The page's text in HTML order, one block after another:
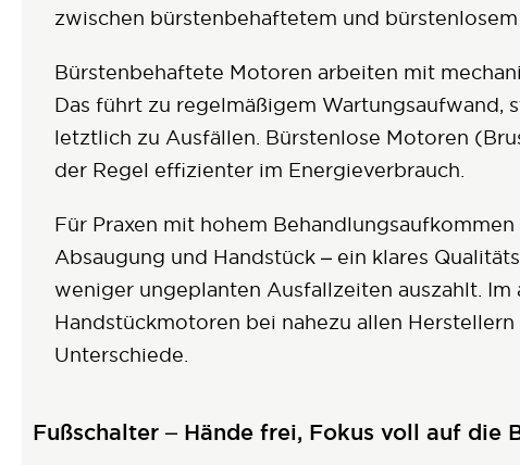
zwischen bürstenbehaftetem und
Bürstenbehaftete Motoren arbeiten mit
Das führt zu regelmäßigem
letztlich zu Ausfällen. Bürstenlose Motoren
der Regel effizienter im Energieverbrauch.
Für Praxen mit hohem
Absaugung und Handstück – ein klares
weniger ungeplanten Ausfallzeiten auszahlt.
Handstückmotoren bei nahezu allen
Unterschiede.
Fußschalter – Hände frei, Fokus voll auf die